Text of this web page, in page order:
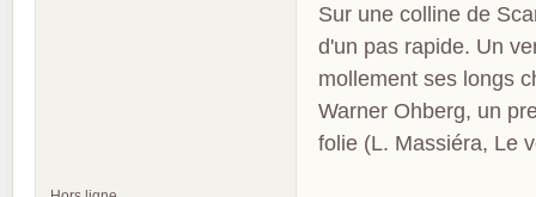
Sur une colline de
d'un pas rapide. Un
mollement ses longs
Warner Ohberg, un
folie (L. Massiéra, Le